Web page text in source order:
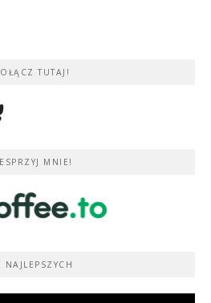
TUTAJ!
MNIE!
NAJLEPSZYCH